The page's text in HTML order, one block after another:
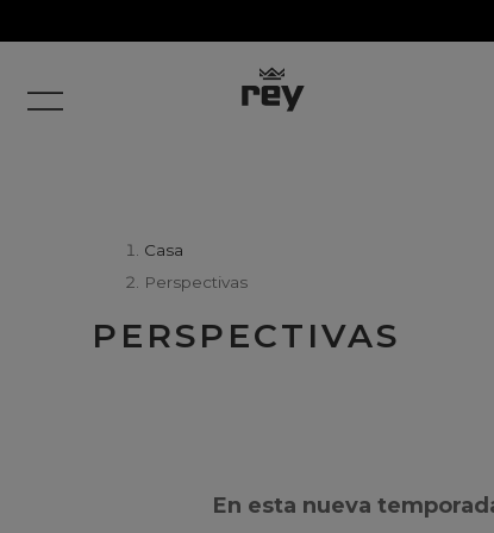
Casa
Perspectivas
PERSPECTIVAS
En esta nueva